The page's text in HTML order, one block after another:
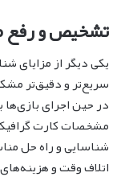
تشخیص و رفع
یکی دیگر از مزایای
سریع‌تر و دقیق‌تر
در حین اجرای
مشخصات کارت
شناسایی و راه حل
اتلاف وقت و